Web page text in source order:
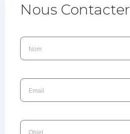
Nous Contacter